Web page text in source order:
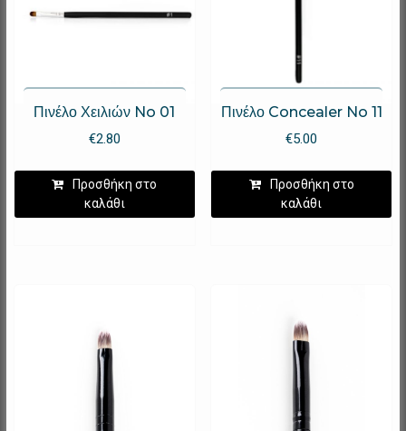
Πινέλο Χειλιών No 01
€2.80
Προσθήκη στο
καλάθι
Πινέλο Concealer No 11
€5.00
Προσθήκη στο
καλάθι